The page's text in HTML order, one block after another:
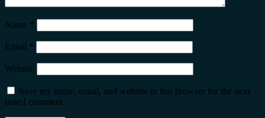
Name *
Email *
Website
Save my name, email, and website in this browser for the next
time I comment.